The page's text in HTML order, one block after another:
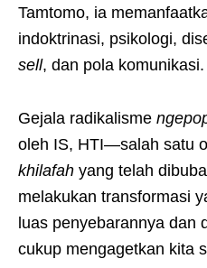
Tamtomo, ia
indoktrinasi, psikologi,
sell, dan pola komunikasi.
Gejala radikalisme
oleh IS, HTI—salah satu
khilafah yang telah
melakukan transformasi
luas penyebarannya dan
cukup mengagetkan kita